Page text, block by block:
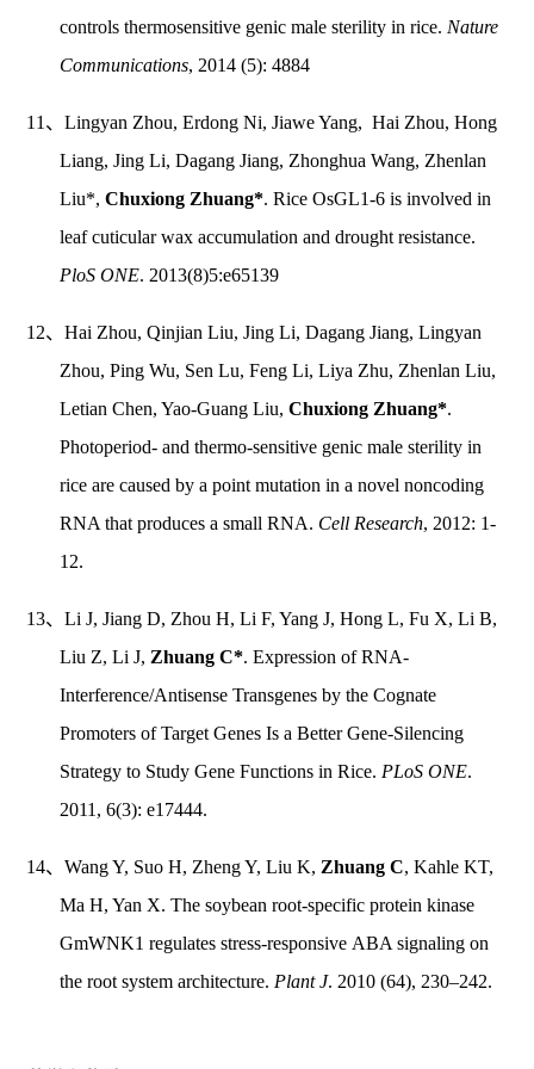
controls thermosensitive genic male sterility in rice. Nature
Communications, 2014 (5): 4884
11、Lingyan Zhou, Erdong Ni, Jiawe Yang, Hai Zhou, Hong
Liang, Jing Li, Dagang Jiang, Zhonghua Wang, Zhenlan
Liu*,Chuxiong Zhuang*. Rice OsGL1-6 is involved in
leaf cuticular wax accumulation and drought resistance.
PloS ONE. 2013(8)5:e65139
12、Hai Zhou, Qinjian Liu, Jing Li, Dagang Jiang, Lingyan
Zhou, Ping Wu, Sen Lu, Feng Li, Liya Zhu, Zhenlan Liu,
Letian Chen, Yao-Guang Liu,Chuxiong Zhuang*.
Photoperiod- and thermo-sensitive genic male sterility in
rice are caused by a point mutation in a novel noncoding
RNA that produces a small RNA. Cell Research, 2012: 1-
12.
13、Li J, Jiang D, Zhou H, Li F, Yang J, Hong L, Fu X, Li B,
Liu Z, Li J, Zhuang C*. Expression of RNA-
Interference/Antisense Transgenes by the Cognate
Promoters of Target Genes Is a Better Gene-Silencing
Strategy to Study Gene Functions in Rice. PLoS ONE.
2011, 6(3): e17444.
14、Wang Y, Suo H, Zheng Y, Liu K, Zhuang C, Kahle KT,
Ma H, Yan X. The soybean root-specific protein kinase
GmWNK1 regulates stress-responsive ABA signaling on
the root system architecture. Plant J. 2010 (64), 230–242.